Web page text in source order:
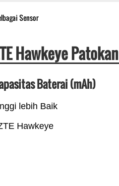
Sensor
Hawkeye Patokan
Baterai (mAh)
lebih Baik
Hawkeye